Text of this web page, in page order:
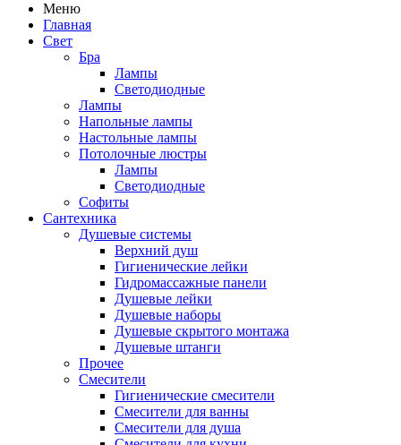
Меню
Главная
Свет
Бра
Лампы
Светодиодные
Лампы
Напольные лампы
Настольные лампы
Потолочные люстры
Лампы
Светодиодные
Софиты
Сантехника
Душевые системы
Верхний душ
Гигиенические лейки
Гидромассажные панели
Душевые лейки
Душевые наборы
Душевые скрытого монтажа
Душевые штанги
Прочее
Смесители
Гигиенические смесители
Смесители для ванны
Смесители для душа